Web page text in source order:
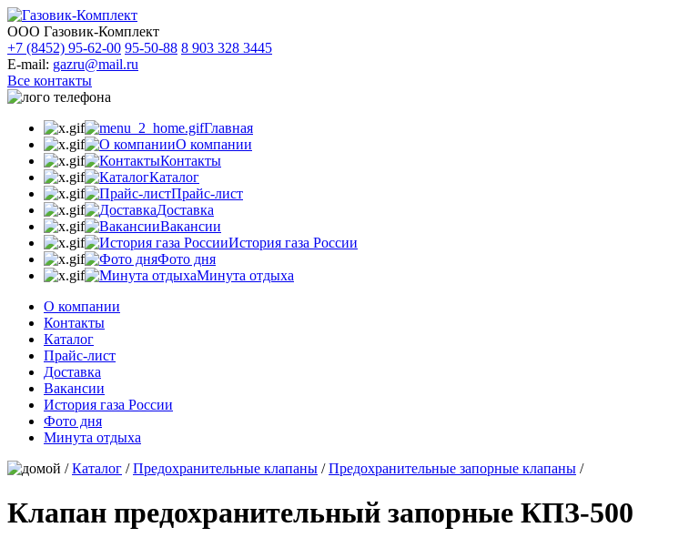
ООО Газовик-Комплект
+7 (8452) 95-62-00 95-50-88 8 903 328 3445
E-mail: gazru@mail.ru
Все контакты
Главная
О компании
Контакты
Каталог
Прайс-лист
Доставка
Вакансии
История газа России
Фото дня
Минута отдыха
О компании
Контакты
Каталог
Прайс-лист
Доставка
Вакансии
История газа России
Фото дня
Минута отдыха
/Каталог /Предохранительные клапаны /Предохранительные запорные клапаны /
Клапан предохранительный запорные КПЗ-500